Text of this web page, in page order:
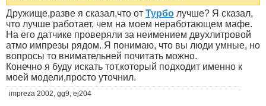
Дружище,разве я сказал,что от Турбо лучше? Я сказал,
что лучше работает, чем на моем неработающем мафе.
На его датчике проверяли за неимением двухлитровой
атмо импрезы рядом. Я понимаю, что вы люди умные, но
вопросы то внимательней почитать можно.
Конечно я буду искать тот,который подходит именно к
моей модели,просто уточнил.
impreza 2002, gg9, ej204